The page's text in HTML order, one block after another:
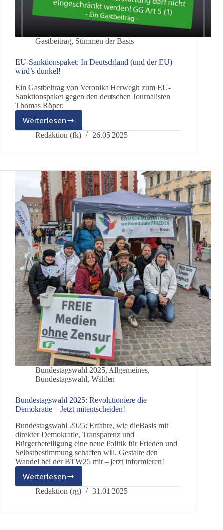
Gastbeitrag, Stimmen der Basis
EU-Sanktionspaket: In Deutschland (und der EU)
wird’s dunkel!
Ein Gastbeitrag von Veronika Herwegh zum EU-
Sanktionspaket gegen den deutschen Journalisten
Thomas Röper.
Weiterlesen
EU-
Sanktionspaket:
Deutschland
der
EU)
wird’s
dunkel!
Redaktion (fk) 26.05.2025
Bundestagswahl 2025, Allgemeines,
Bundestagswahl, Wahlen
Bundestagswahl 2025: Revolutioniere die
Demokratie – Jetzt mitentscheiden!
Bundestagswahl 2025: Erfahre, wie dieBasis mit
direkter Demokratie, Transparenz und
Bürgerbeteiligung eine neue Politik für Frieden und
Selbstbestimmung schaffen will. Gestalte den
Wandel bei der BTW25 mit – jetzt informieren!
WeiterlesenBundestagswahl
2025:
die
Redaktion (rg) 31.01.2025